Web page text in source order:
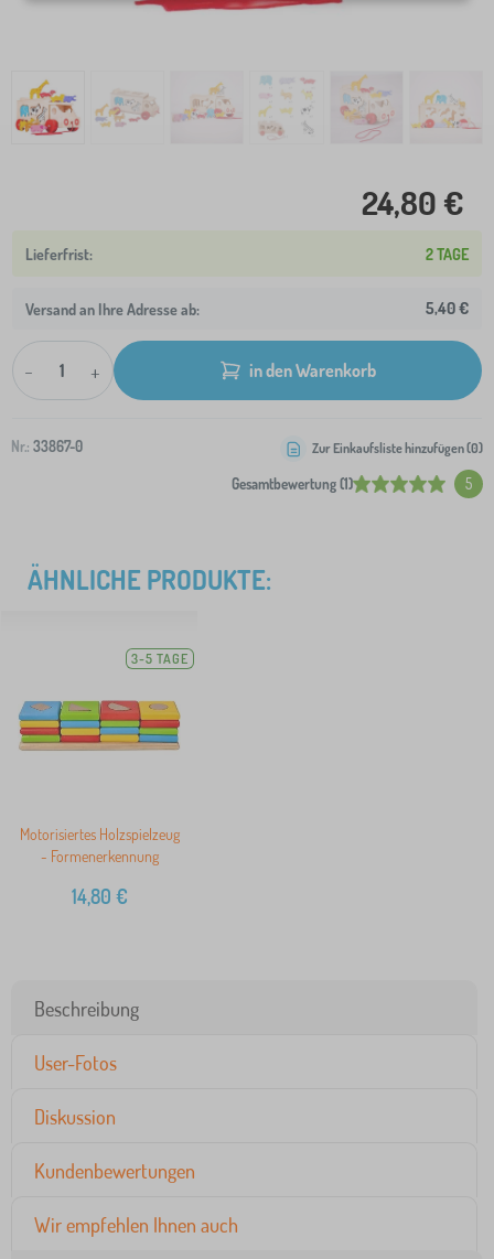
24,80 €
2 TAGE
Versand an Ihre Adresse ab: 5,40 €
- + in den Warenkorb
Nr.: 33867-0
Gesamtbewertung (1) 5
Zur Einkaufsliste hinzufügen (0)
ÄHNLICHE PRODUKTE:
3-5 TAGE
Motorisiertes Holzspielzeug
- Formenerkennung
14,80 €
Beschreibung
User-Fotos
Diskussion
Kundenbewertungen
Wir empfehlen Ihnen auch